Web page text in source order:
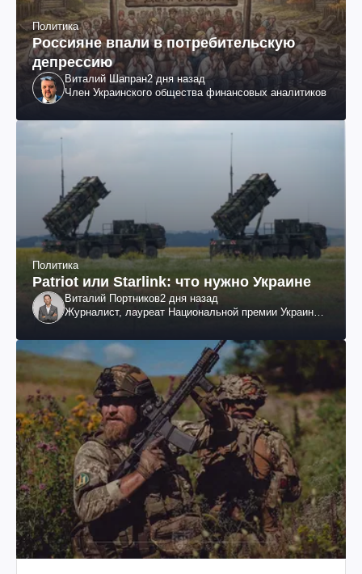
Политика
Россияне впали в потребительскую
депрессию
Виталий Шапран2 дня назад
Член Украинского общества финансовых аналитиков
Политика
Patriot или Starlink: что нужно Украине
Виталий Портников2 дня назад
Журналист, лауреат Национальной премии Украины